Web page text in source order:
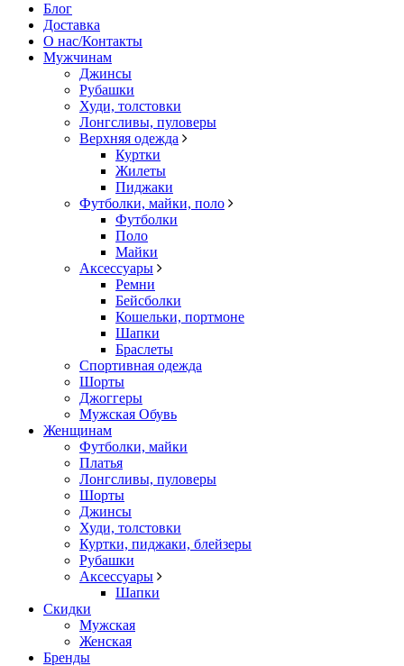
Блог
Доставка
О нас/Контакты
Мужчинам
Джинсы
Рубашки
Худи, толстовки
Лонгсливы, пуловеры
Верхняя одежда
Куртки
Жилеты
Пиджаки
Футболки, майки, поло
Футболки
Поло
Майки
Аксессуары
Ремни
Бейсболки
Кошельки, портмоне
Шапки
Браслеты
Спортивная одежда
Шорты
Джоггеры
Мужская Обувь
Женщинам
Футболки, майки
Платья
Лонгсливы, пуловеры
Шорты
Джинсы
Худи, толстовки
Куртки, пиджаки, блейзеры
Рубашки
Аксессуары
Шапки
Скидки
Мужская
Женская
Бренды